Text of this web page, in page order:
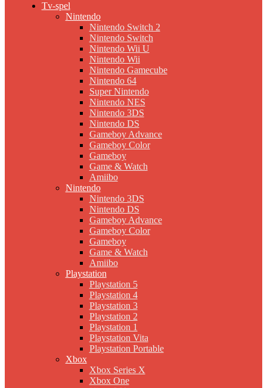
Tv-spel
Nintendo
Nintendo Switch 2
Nintendo Switch
Nintendo Wii U
Nintendo Wii
Nintendo Gamecube
Nintendo 64
Super Nintendo
Nintendo NES
Nintendo 3DS
Nintendo DS
Gameboy Advance
Gameboy Color
Gameboy
Game & Watch
Amiibo
Nintendo
Nintendo 3DS
Nintendo DS
Gameboy Advance
Gameboy Color
Gameboy
Game & Watch
Amiibo
Playstation
Playstation 5
Playstation 4
Playstation 3
Playstation 2
Playstation 1
Playstation Vita
Playstation Portable
Xbox
Xbox Series X
Xbox One